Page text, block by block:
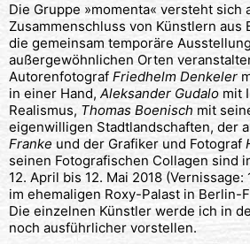
Die Gruppe »momenta« versteht sich
Zusammenschluss von Künstlern aus
die gemeinsam temporäre
außergewöhnlichen Orten
Autorenfotograf Friedhelm Denkeler
in einer Hand, Aleksander Gudalo mit
Realismus, Thomas Boenisch mit
eigenwilligen Stadtlandschaften, der
Franke und der Grafiker und Fotograf
seinen Fotografischen Collagen sind
12. April bis 12. Mai 2018 (Vernissage:
im ehemaligen Roxy-Palast in Berlin-
Die einzelnen Künstler werde ich in
noch ausführlicher vorstellen.